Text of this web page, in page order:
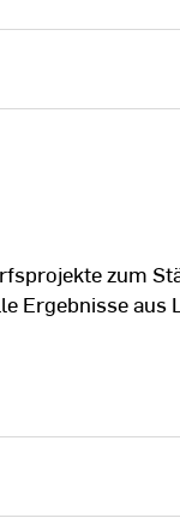
zum
Ergebnisse aus